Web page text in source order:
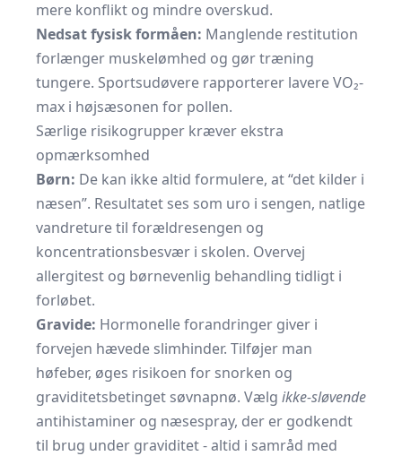
mere konflikt og mindre overskud.
Nedsat fysisk formåen: Manglende restitution
forlænger muskelømhed og gør træning
tungere. Sportsudøvere rapporterer lavere VO₂-
max i højsæsonen for pollen.
Særlige risikogrupper kræver ekstra
opmærksomhed
Børn: De kan ikke altid formulere, at “det kilder i
næsen”. Resultatet ses som uro i sengen, natlige
vandreture til forældresengen og
koncentrationsbesvær i skolen. Overvej
allergitest og børnevenlig behandling tidligt i
forløbet.
Gravide: Hormonelle forandringer giver i
forvejen hævede slimhinder. Tilføjer man
høfeber, øges risikoen for snorken og
graviditetsbetinget søvnapnø. Vælg ikke-sløvende
antihistaminer og næsespray, der er godkendt
til brug under graviditet - altid i samråd med